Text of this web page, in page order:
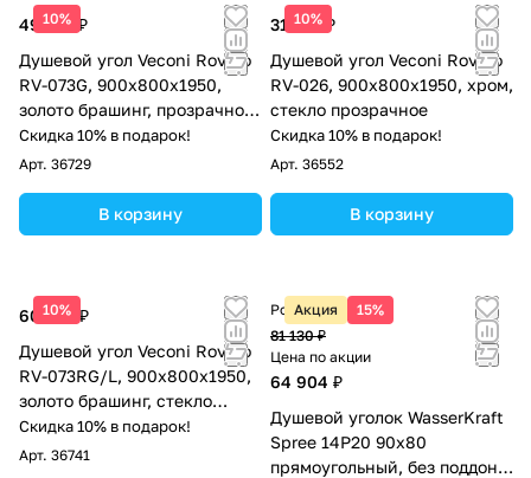
10%
49 216 ₽
Душевой угол Veconi Rovigo
RV-073G, 900х800х1950,
золото брашинг, прозрачное
стекло
Скидка 10% в подарок!
Арт. 36729
В корзину
10%
31 126 ₽
Душевой угол Veconi Rovigo
RV-026, 900х800х1950, хром,
стекло прозрачное
Скидка 10% в подарок!
Арт. 36552
В корзину
10%
60 585 ₽
Душевой угол Veconi Rovigo
RV-073RG/L, 900х800х1950,
золото брашинг, стекло
дождь
Скидка 10% в подарок!
Арт. 36741
Акция 15%
Розничная цена
81 130 ₽
Цена по акции
64 904 ₽
Душевой уголок WasserKraft
Spree 14P20 90х80
прямоугольный, без поддона,